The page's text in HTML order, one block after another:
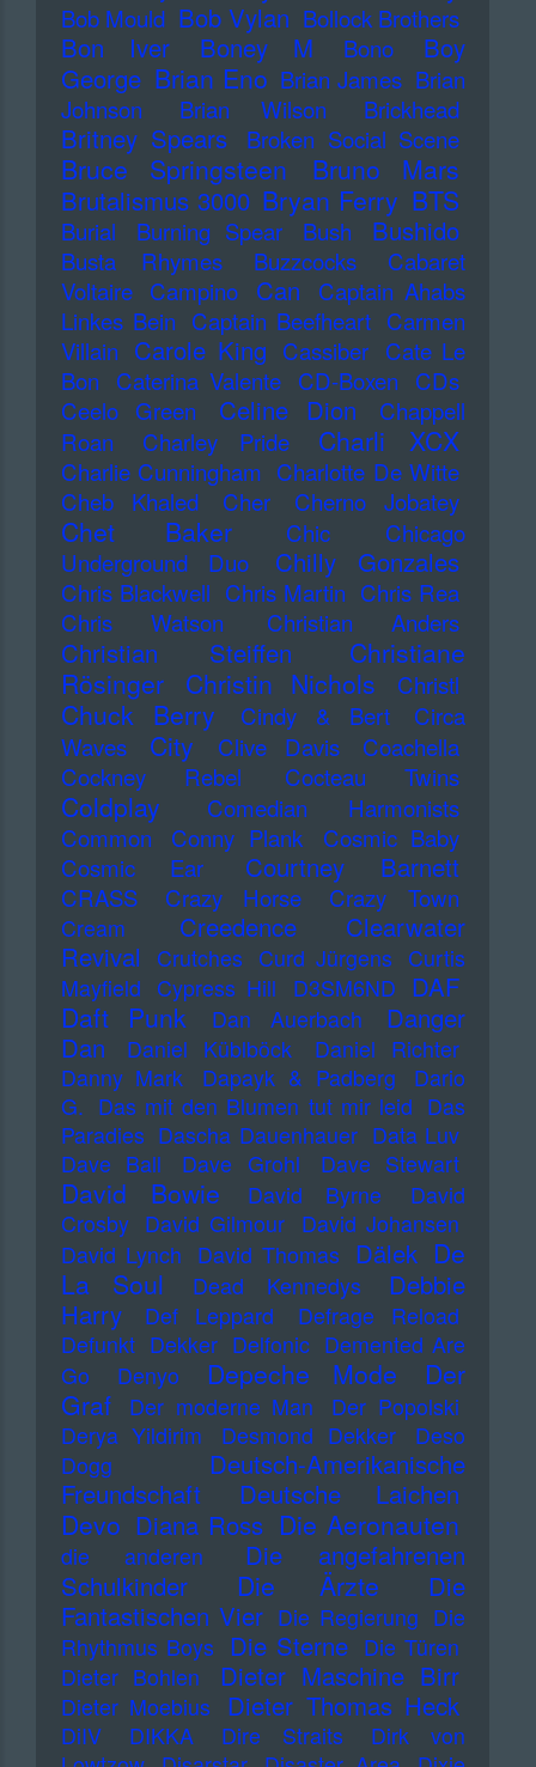
Bob Mould Bob Vylan Bollock Brothers
Bon Iver Boney M Bono
Boy
George Brian Eno Brian James Brian
Johnson
Brian Wilson Brickhead
Britney Spears Broken Social Scene
Bruce Springsteen Bruno Mars
Brutalismus 3000 Bryan Ferry BTS
Burial Burning Spear Bush Bushido
Busta Rhymes Buzzcocks
Cabaret
Voltaire Campino Can
Captain Ahabs
Linkes Bein Captain Beefheart Carmen
Villain Carole King Cassiber Cate Le
Bon
Caterina Valente CD-Boxen
CDs
Ceelo Green
Celine Dion
Chappell
Roan
Charley Pride Charli XCX
Charlie Cunningham Charlotte De Witte
Cheb Khaled
Cher Cherno Jobatey
Chet Baker Chic
Chicago
Underground Duo
Chilly Gonzales
Chris Blackwell Chris Martin Chris Rea
Chris Watson
Christian Anders
Christian Steiffen
Christiane
Rösinger
Christin Nichols Christl
Chuck Berry Cindy & Bert
Circa
Waves
City Clive Davis
Coachella
Cockney Rebel
Cocteau Twins
Coldplay
Comedian Harmonists
Common
Conny Plank
Cosmic Baby
Cosmic Ear
Courtney Barnett
CRASS Crazy Horse Crazy Town
Cream
Creedence Clearwater
Revival
Crutches Curd Jürgens Curtis
Mayfield Cypress Hill D3SM6ND DAF
Daft Punk Dan Auerbach
Danger
Dan
Daniel Küblböck
Daniel Richter
Danny Mark
Dapayk & Padberg
Dario
G. Das mit den Blumen tut mir leid Das
Paradies Dascha Dauenhauer Data Luv
Dave Ball
Dave Grohl Dave Stewart
David Bowie David Byrne
David
Crosby David Gilmour David Johansen
David Lynch David Thomas Dälek De
La Soul
Dead Kennedys
Debbie
Harry
Def Leppard
Defrage Reload
Defunkt Dekker Delfonic Demented Are
Go
Denyo Depeche Mode
Der
Graf
Der moderne Man
Der Popolski
Derya Yildirim
Desmond Dekker
Deso
Dogg
Deutsch-Amerikanische
Freundschaft
Deutsche Laichen
Devo Diana Ross Die Aeronauten
die anderen
Die angefahrenen
Schulkinder
Die Ärzte
Die
Fantastischen Vier Die Regierung Die
Rhythmus Boys Die Sterne Die Türen
Dieter Bohlen
Dieter Maschine Birr
Dieter Moebius Dieter Thomas Heck
DiIV DIKKA Dire Straits
Dirk von